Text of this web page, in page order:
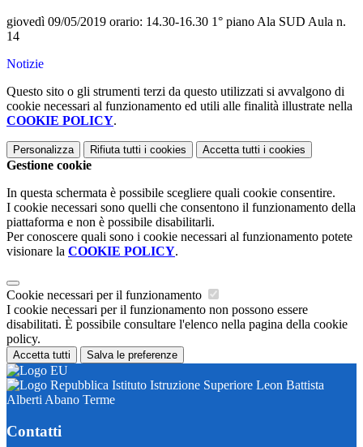
giovedì 09/05/2019 orario: 14.30-16.30 1° piano Ala SUD Aula n.
14
Notizie
Questo sito o gli strumenti terzi da questo utilizzati si avvalgono di
cookie necessari al funzionamento ed utili alle finalità illustrate nella
COOKIE POLICY.
Personalizza Rifiuta tutti i cookies Accetta tutti i cookies
Gestione cookie
In questa schermata è possibile scegliere quali cookie consentire.
I cookie necessari sono quelli che consentono il funzionamento della
piattaforma e non è possibile disabilitarli.
Per conoscere quali sono i cookie necessari al funzionamento potete
visionare la COOKIE POLICY.
Cookie necessari per il funzionamento
I cookie necessari per il funzionamento non possono essere
disabilitati. È possibile consultare l'elenco nella pagina della cookie
policy.
Accetta tutti Salva le preferenze
Istituto Istruzione Superiore Leon Battista
Alberti Abano Terme
Contatti